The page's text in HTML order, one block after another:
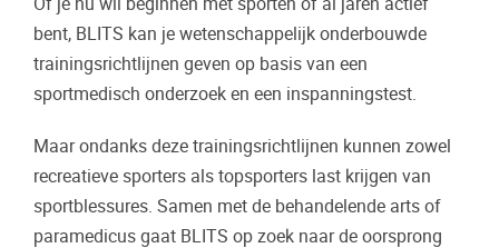
Of je nu wil beginnen met sporten of al jaren actief
bent, BLITS kan je wetenschappelijk onderbouwde
trainingsrichtlijnen geven op basis van een
sportmedisch onderzoek en een inspanningstest.
Maar ondanks deze trainingsrichtlijnen kunnen zowel
recreatieve sporters als topsporters last krijgen van
sportblessures. Samen met de behandelende arts of
paramedicus gaat BLITS op zoek naar de oorsprong